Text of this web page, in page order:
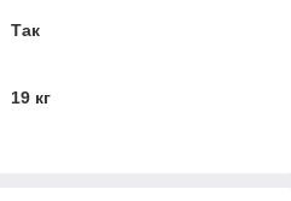
Так
19 кг